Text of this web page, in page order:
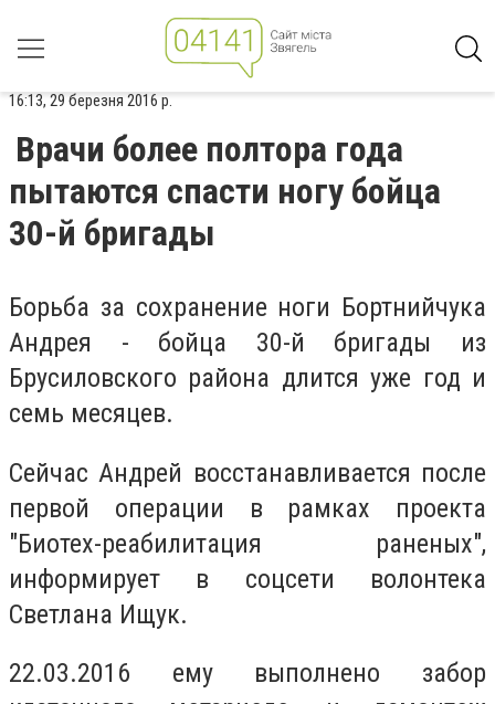
16:13, 29 березня 2016 р.
Врачи более полтора года
пытаются спасти ногу бойца
30-й бригады
Борьба за сохранение ноги Бортнийчука
Андрея - бойца 30-й бригады из
Брусиловского района длится уже год и
семь месяцев.
Сейчас Андрей восстанавливается после
первой операции в рамках проекта
"Биотех-реабилитация раненых",
информирует в соцсети волонтека
Светлана Ищук.
22.03.2016 ему выполнено забор